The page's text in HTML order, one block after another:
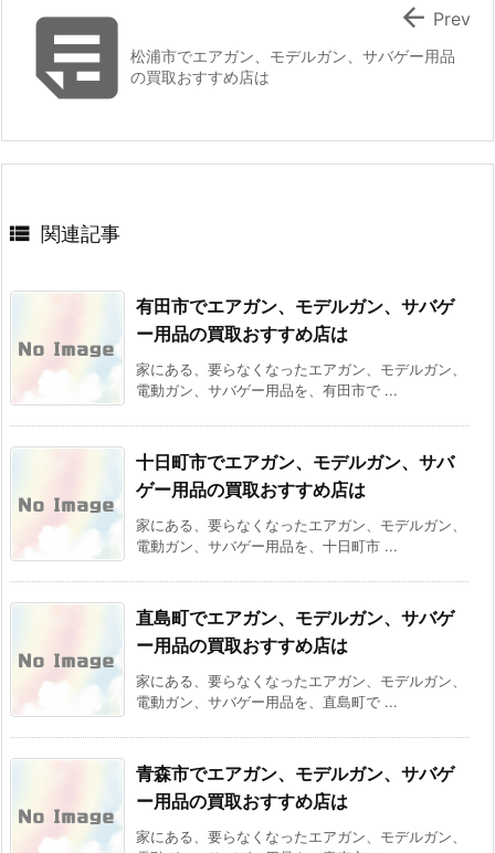
松浦市でエアガン、モデルガン、サバゲー用品
の買取おすすめ店は
 Prev
 関連記事
有田市でエアガン、モデルガン、サバゲ
ー用品の買取おすすめ店は
家にある、要らなくなったエアガン、モデルガン、
電動ガン、サバゲー用品を、有田市で ...
十日町市でエアガン、モデルガン、サバ
ゲー用品の買取おすすめ店は
家にある、要らなくなったエアガン、モデルガン、
電動ガン、サバゲー用品を、十日町市 ...
直島町でエアガン、モデルガン、サバゲ
ー用品の買取おすすめ店は
家にある、要らなくなったエアガン、モデルガン、
電動ガン、サバゲー用品を、直島町で ...
青森市でエアガン、モデルガン、サバゲ
ー用品の買取おすすめ店は
家にある、要らなくなったエアガン、モデルガン、